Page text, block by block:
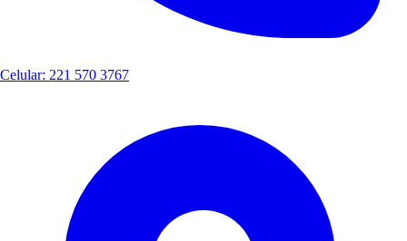
Celular: 221 570 3767